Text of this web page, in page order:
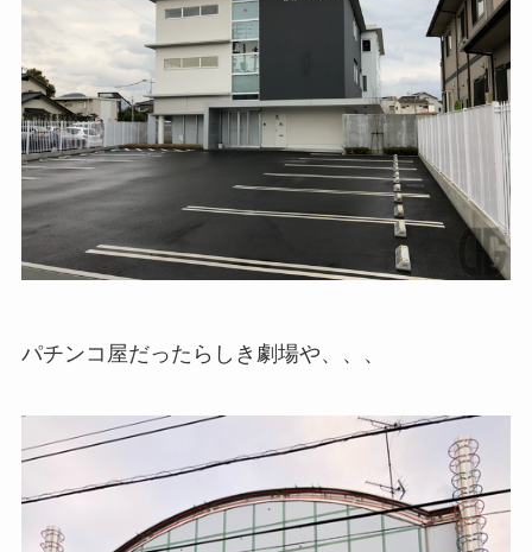
パチンコ屋だったらしき劇場や、、、